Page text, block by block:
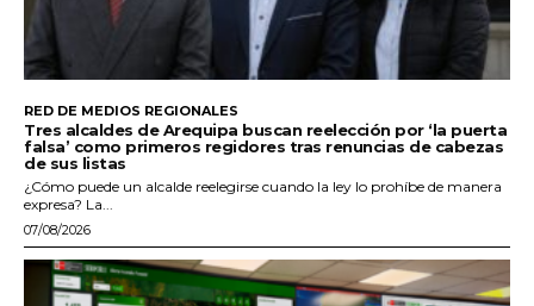
RED DE MEDIOS REGIONALES
Tres alcaldes de Arequipa buscan reelección por ‘la puerta
falsa’ como primeros regidores tras renuncias de cabezas
de sus listas
¿Cómo puede un alcalde reelegirse cuando la ley lo prohíbe de manera
expresa? La...
07/08/2026